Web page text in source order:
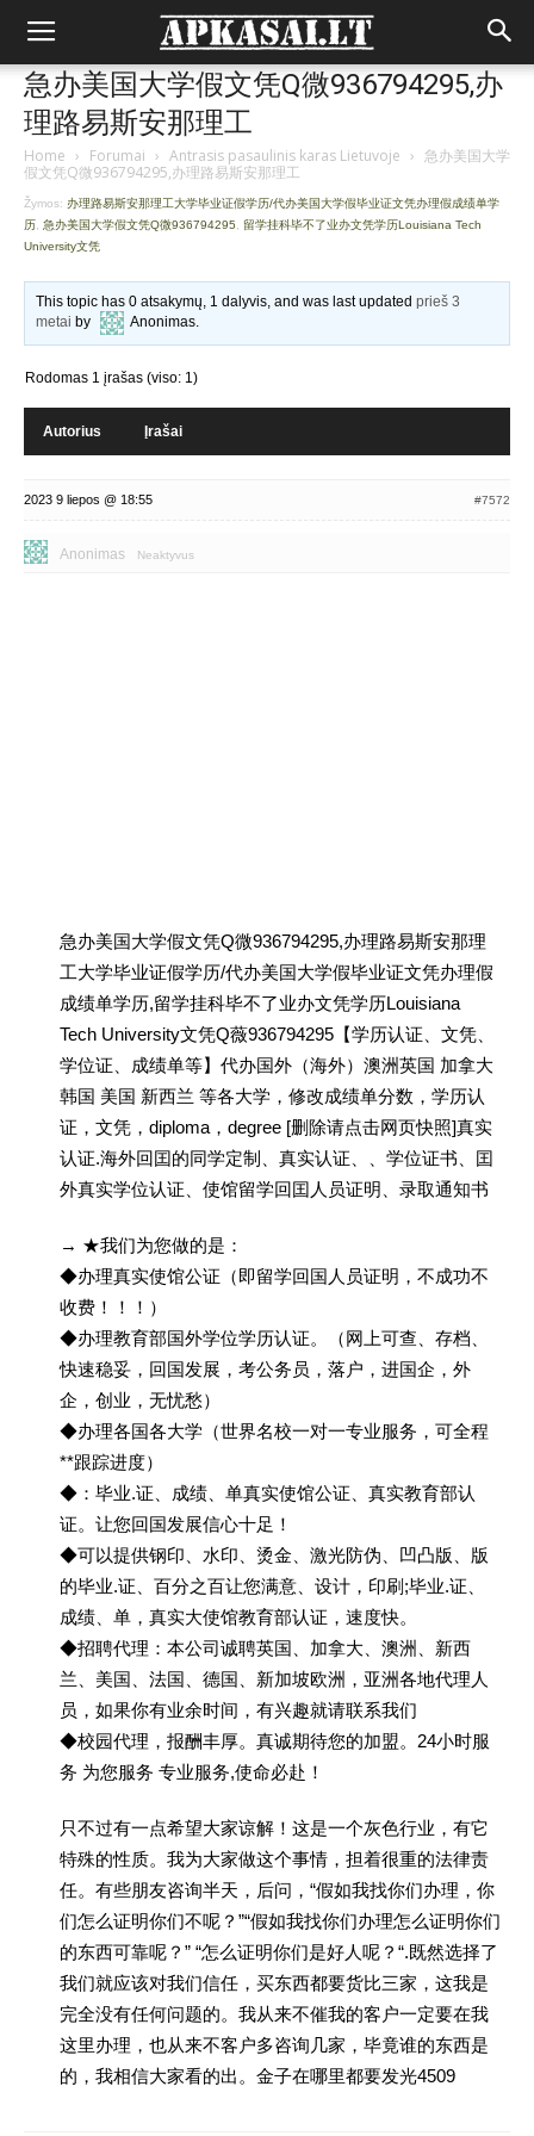
急办美国大学假文凭Q微936794295,办
理路易斯安那理工
Home › Forumai › Antrasis pasaulinis karas Lietuvoje › 急办美国大学
假文凭Q微936794295,办理路易斯安那理工
Žymos: 办理路易斯安那理工大学毕业证假学历/代办美国大学假毕业证文凭办理假成绩单学
历 急办美国大学假文凭Q微936794295
留学挂科毕不了业办文凭学历Louisiana Tech
University文凭
This topic has 0 atsakymų, 1 dalyvis, and was last updatedprieš 3
metai by Anonimas.
Rodomas 1 įrašas (viso: 1)
Autorius Įrašai
2023 9 liepos @ 18:55 #7572
Anonimas Neaktyvus
急办美国大学假文凭Q微936794295,办理路易斯安那理
工大学毕业证假学历/代办美国大学假毕业证文凭办理假
成绩单学历,留学挂科毕不了业办文凭学历Louisiana
Tech University文凭Q薇936794295【学历认证、文凭、
学位证、成绩单等】代办国外（海外）澳洲英国 加拿大
韩国 美国 新西兰 等各大学，修改成绩单分数，学历认
证，文凭，diploma，degree [删除请点击网页快照]真实
认证.海外回囯的同学定制、真实认证、、学位证书、囯
外真实学位认证、使馆留学回囯人员证明、录取通知书
→ ★我们为您做的是：
◆办理真实使馆公证（即留学回国人员证明，不成功不
收费！！！）
◆办理教育部国外学位学历认证。（网上可查、存档、
快速稳妥，回国发展，考公务员，落户，进国企，外
企，创业，无忧愁）
◆办理各国各大学（世界名校一对一专业服务，可全程
**跟踪进度）
◆：毕业.证、成绩、单真实使馆公证、真实教育部认
证。让您回国发展信心十足！
◆可以提供钢印、水印、烫金、激光防伪、凹凸版、版
的毕业.证、百分之百让您满意、设计，印刷;毕业.证、
成绩、单，真实大使馆教育部认证，速度快。
◆招聘代理：本公司诚聘英国、加拿大、澳洲、新西
兰、美国、法国、德国、新加坡欧洲，亚洲各地代理人
员，如果你有业余时间，有兴趣就请联系我们
◆校园代理，报酬丰厚。真诚期待您的加盟。24小时服
务 为您服务 专业服务,使命必赴！
只不过有一点希望大家谅解！这是一个灰色行业，有它
特殊的性质。我为大家做这个事情，担着很重的法律责
任。有些朋友咨询半天，后问，“假如我找你们办理，你
们怎么证明你们不呢？”“假如我找你们办理怎么证明你们
的东西可靠呢？” “怎么证明你们是好人呢？“.既然选择了
我们就应该对我们信任，买东西都要货比三家，这我是
完全没有任何问题的。我从来不催我的客户一定要在我
这里办理，也从来不客户多咨询几家，毕竟谁的东西是
的，我相信大家看的出。金子在哪里都要发光4509